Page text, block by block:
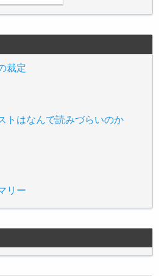
裁定
トはなんで読みづらいのか
リー